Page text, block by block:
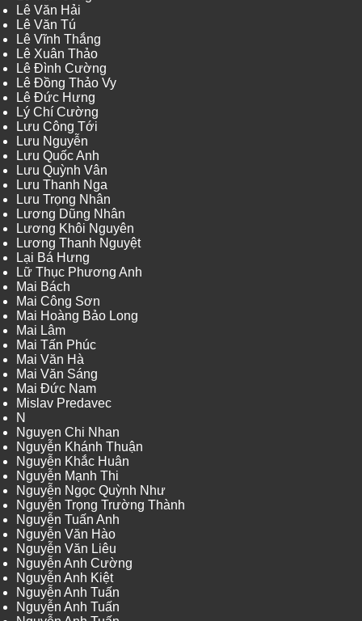
Lê Văn Hải
Lê Văn Tú
Lê Vĩnh Thắng
Lê Xuân Thảo
Lê Đình Cường
Lê Đồng Thảo Vy
Lê Đức Hưng
Lý Chí Cường
Lưu Công Tới
Lưu Nguyễn
Lưu Quốc Anh
Lưu Quỳnh Vân
Lưu Thanh Nga
Lưu Trọng Nhân
Lương Dũng Nhân
Lương Khôi Nguyên
Lương Thanh Nguyệt
Lại Bá Hưng
Lữ Thục Phương Anh
Mai Bách
Mai Công Sơn
Mai Hoàng Bảo Long
Mai Lâm
Mai Tấn Phúc
Mai Văn Hà
Mai Văn Sáng
Mai Đức Nam
Mislav Predavec
N
Nguyen Chi Nhan
Nguyễn Khánh Thuận
Nguyễn Khắc Huân
Nguyễn Mạnh Thi
Nguyễn Ngọc Quỳnh Như
Nguyễn Trọng Trường Thành
Nguyễn Tuấn Anh
Nguyễn Văn Hào
Nguyễn Văn Liêu
Nguyễn Anh Cường
Nguyễn Anh Kiệt
Nguyễn Anh Tuấn
Nguyễn Anh Tuấn